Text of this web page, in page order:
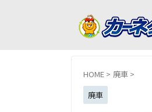
HOME > 廃車 >
廃車